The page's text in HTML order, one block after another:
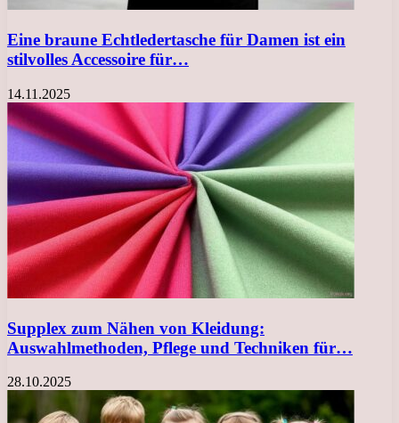
Eine braune Echtledertasche für Damen ist ein
stilvolles Accessoire für…
14.11.2025
Supplex zum Nähen von Kleidung:
Auswahlmethoden, Pflege und Techniken für…
28.10.2025